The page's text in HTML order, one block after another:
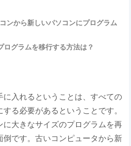
ンから新しいパソコンにプログラム
ログラムを移行する方法は？
に入れるということは、すべての
る必要があるということです。
に大きなサイズのプログラムを再
倒です。古いコンピュータから新